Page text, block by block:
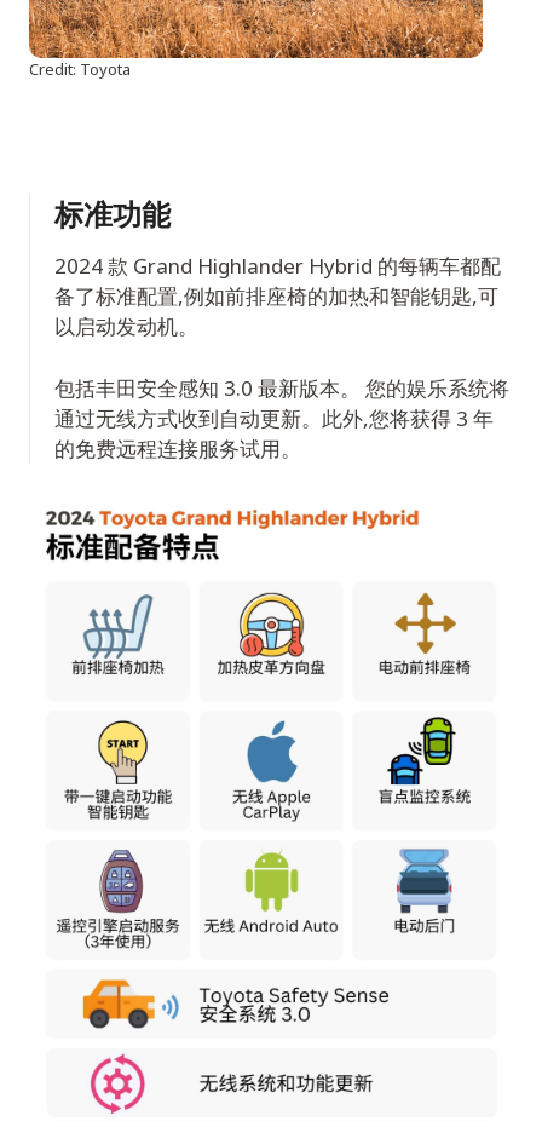
Credit: Toyota
标准功能
2024 款 Grand Highlander Hybrid 的每辆车都配
备了标准配置,例如前排座椅的加热和智能钥匙,可
以启动发动机。
包括丰田安全感知 3.0 最新版本。 您的娱乐系统将
通过无线方式收到自动更新。此外,您将获得 3 年
的免费远程连接服务试用。